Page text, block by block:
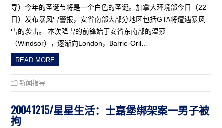
导）今年的圣诞节将是一个白色的圣诞。加拿大环境部今日（22
日）发布暴风雪警报，安省南部大部分地区包括GTA将遭遇暴风
雪的袭击。 本次降雪的前锋始于安省东南部的温莎
（Windsor），逐渐向London，Barrie-Oril…
READ MORE
新闻报导
20041215/星星生活：士嘉堡绑架案一男子被
拘